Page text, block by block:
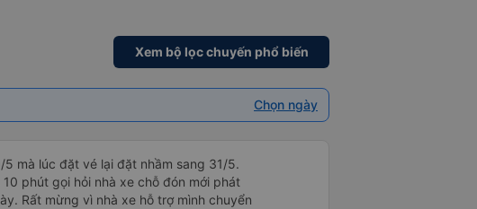
Xem bộ lọc chuyến phổ biến
Chọn ngày
5 mà lúc đặt vé lại đặt nhầm sang 31/5.
phút gọi hỏi nhà xe chỗ đón mới phát
Rất mừng vì nhà xe hỗ trợ mình chuyển